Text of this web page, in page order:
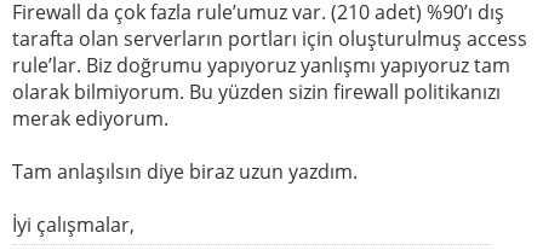
Firewall da çok fazla rule’umuz var. (210 adet) %90’ı dış
tarafta olan serverların portları için oluşturulmuş access
rule’lar. Biz doğrumu yapıyoruz yanlışmı yapıyoruz tam
olarak bilmiyorum. Bu yüzden sizin firewall politikanızı
merak ediyorum.
Tam anlaşılsın diye biraz uzun yazdım.
İyi çalışmalar,